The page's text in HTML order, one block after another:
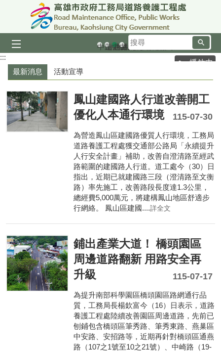
跳到主要內容區塊
搜
尋
播放中
中山四路九重葛圍籬
蓮池潭自行車道俯瞰
中山路九重葛
中山一路
:::
最新消息
活動宣導
鳳山建國路人行道改善開工
優化人本通行環境
115-07-30
為營造鳳山區建國路優質人行環境，工務局
道路養護工程處獲交通部公路局「永續提升
人行安全計畫」補助，改善自澄清路至經武
路範圍的建國路人行道。道工處今（30）日
指出，近期已就建國路三段（澄清路至文衡
路）率先施工，改善路段長度達1.3公里，
總經費5,000萬元，將建構鳳山地區舒適步
行網絡。 鳳山區建國....詳全文
鋪出產業大道！ 橋頭園區
周邊道路翻新 用路安全再
升級
115-07-17
為提升南部科學園區橋頭園區路網通行品
質，工務局長楊欽富今（16）日表示，道路
養護工程處陸續改善園區周邊道路，先前已
刨鋪包含橋頭區筆秀路、筆秀東路、燕巢區
中安路、安招路等，近期再針對橋頭區通燕
路（107之1號至10之21號）、中崎路（19-